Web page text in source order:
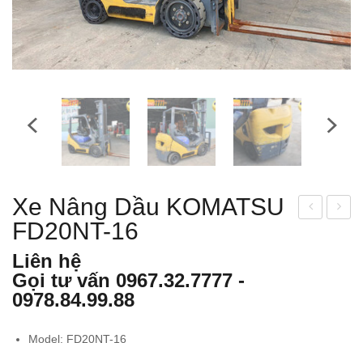
Xe Nâng Dầu KOMATSU
FD20NT-16
Liên hệ
Gọi tư vấn 0967.32.7777 -
0978.84.99.88
Model: FD20NT-16